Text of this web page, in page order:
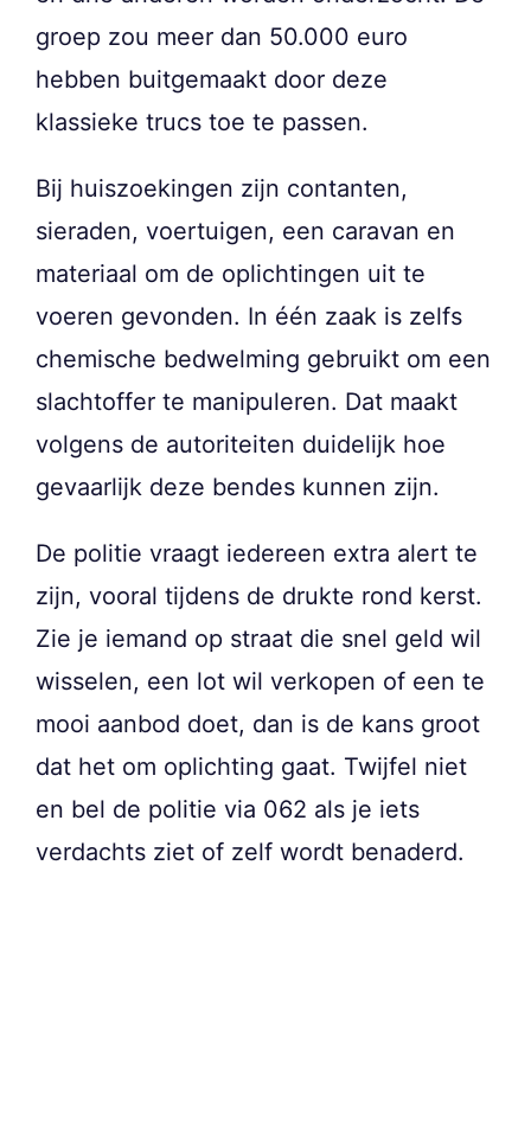
groep zou meer dan 50.000 euro
hebben buitgemaakt door deze
klassieke trucs toe te passen.
Bij huiszoekingen zijn contanten,
sieraden, voertuigen, een caravan en
materiaal om de oplichtingen uit te
voeren gevonden. In één zaak is zelfs
chemische bedwelming gebruikt om een
slachtoffer te manipuleren. Dat maakt
volgens de autoriteiten duidelijk hoe
gevaarlijk deze bendes kunnen zijn.
De politie vraagt iedereen extra alert te
zijn, vooral tijdens de drukte rond kerst.
Zie je iemand op straat die snel geld wil
wisselen, een lot wil verkopen of een te
mooi aanbod doet, dan is de kans groot
dat het om oplichting gaat. Twijfel niet
en bel de politie via 062 als je iets
verdachts ziet of zelf wordt benaderd.